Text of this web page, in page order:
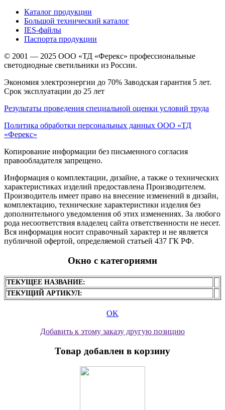
Каталог продукции
Большой технический каталог
IES-файлы
Паспорта продукции
© 2001 — 2025 ООО «ТД «Ферекс» профессиональные
светодиодные светильники из России.
Экономия электроэнергии до 70% Заводская гарантия 5 лет.
Срок эксплуатации до 25 лет
Результаты проведения специальной оценки условий труда
Политика обработки персональных данных ООО «ТД
«Ферекс»
Копирование информации без письменного согласия
правообладателя запрещено.
Информация о комплектации, дизайне, а также о технических
характеристиках изделий предоставлена Производителем.
Производитель имеет право на внесение изменений в дизайн,
комплектацию, технические характеристики изделия без
дополнительного уведомления об этих изменениях. За любого
рода несоответствия владелец сайта ответственности не несет.
Вся информация носит справочный характер и не является
публичной офертой, определяемой статьей 437 ГК РФ.
Окно с категориями
ТЕКУЩЕЕ НАЗВАНИЕ:
ТЕКУЩИЙ АРТИКУЛ:
OK
Добавить к этому заказу другую позицию
Товар добавлен в корзину